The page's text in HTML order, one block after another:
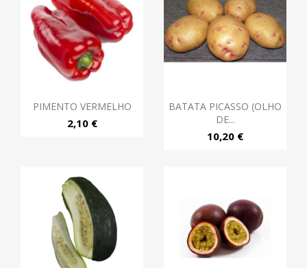
PIMENTO VERMELHO
2,10 €
BATATA PICASSO (OLHO
DE...
10,20 €